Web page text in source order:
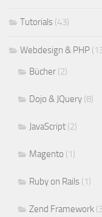
Tutorials (43)
Webdesign & PHP
Bücher (2)
Dojo & JQuery (8)
JavaScript (2)
Magento (1)
Ruby on Rails (1)
Zend Framework